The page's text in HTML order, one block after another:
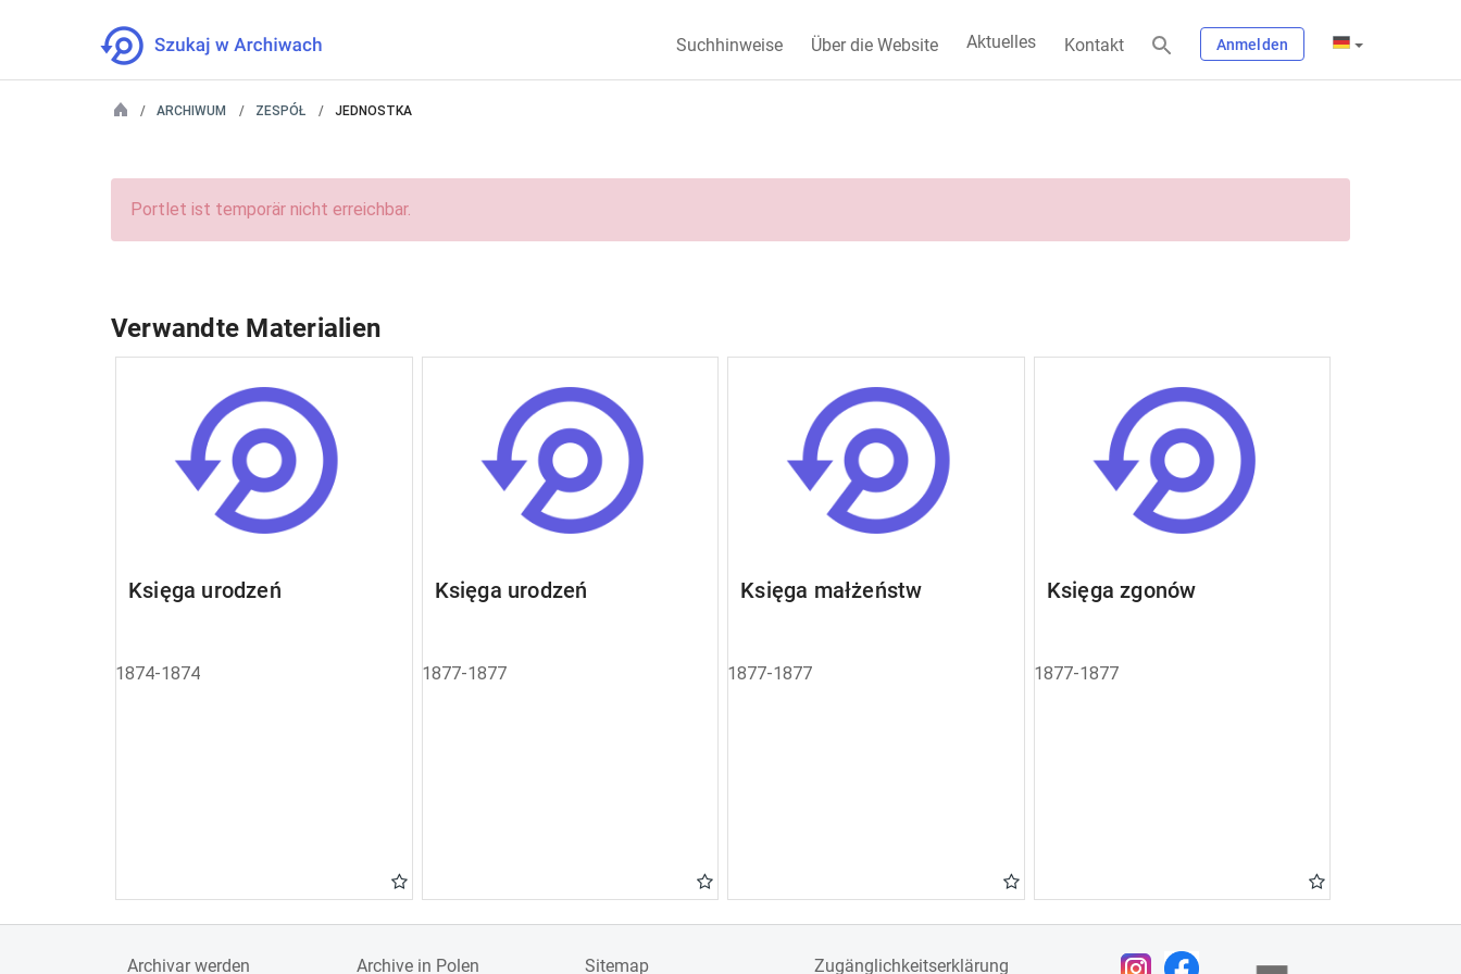
Suchhinweise Über die Website Aktuelles Kontakt Anmelden
ARCHIWUM ZESPÓŁ JEDNOSTKA
Portlet ist temporär nicht erreichbar.
Verwandte Materialien
Księga urodzeń
1874-1874
Księga urodzeń
1877-1877
Księga małżeństw
1877-1877
Księga zgonów
1877-1877
Archivar werden Archive in Polen Sitemap Zugänglichkeitserklärung